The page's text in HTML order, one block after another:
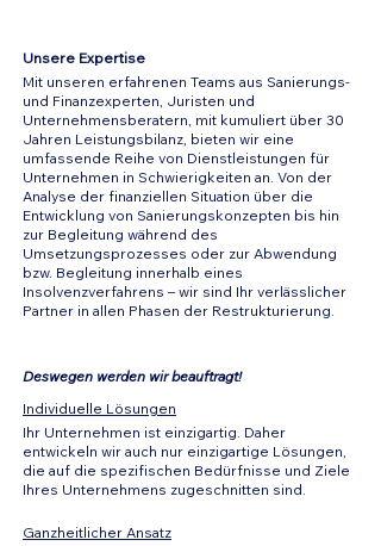
Unsere Expertise
Mit unseren erfahrenen Teams aus Sanierungs-
und Finanzexperten, Juristen und
Unternehmensberatern, mit kumuliert über 30
Jahren Leistungsbilanz, bieten wir eine
umfassende Reihe von Dienstleistungen für
Unternehmen in Schwierigkeiten an. Von der
Analyse der finanziellen Situation über die
Entwicklung von Sanierungskonzepten bis hin
zur Begleitung während des
Umsetzungsprozesses oder zur Abwendung
bzw. Begleitung innerhalb eines
Insolvenzverfahrens – wir sind Ihr verlässlicher
Partner in allen Phasen der Restrukturierung.
Deswegen werden wir beauftragt!
Individuelle Lösungen
Ihr Unternehmen ist einzigartig. Daher
entwickeln wir auch nur einzigartige Lösungen,
die auf die spezifischen Bedürfnisse und Ziele
Ihres Unternehmens zugeschnitten sind.
Ganzheitlicher Ansatz